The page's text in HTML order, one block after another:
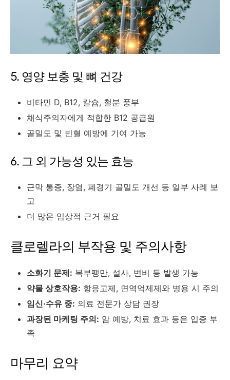
5. 영양 보충 및 뼈 건강
비타민 D, B12, 칼슘, 철분 풍부
채식주의자에게 적합한 B12 공급원
골밀도 및 빈혈 예방에 기여 가능
6. 그 외 가능성 있는 효능
근막 통증, 장염, 폐경기 골밀도 개선 등 일부 사례 보
고
더 많은 임상적 근거 필요
클로렐라의 부작용 및 주의사항
소화기 문제: 복부팽만, 설사, 변비 등 발생 가능
약물 상호작용: 항응고제, 면역억제제와 병용 시 주의
임신·수유 중: 의료 전문가 상담 권장
과장된 마케팅 주의: 암 예방, 치료 효과 등은 입증 부
족
마무리 요약